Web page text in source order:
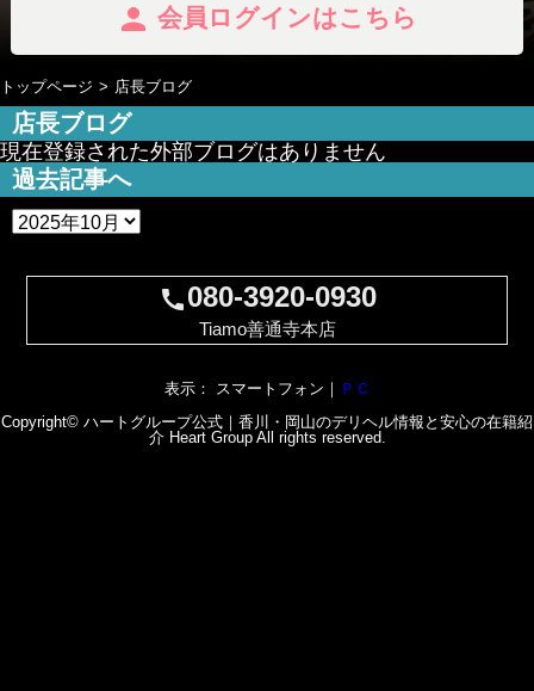
person 会員ログインはこちら
トップページ 店長ブログ
店長ブログ
現在登録された外部ブログはありません
過去記事へ
call080-3920-0930
Tiamo善通寺本店
表示： スマートフォン｜ ＰＣ
Copyright© ハートグループ公式｜香川・岡山のデリヘル情報と安心の在籍紹
介 Heart GroupAll rights reserved.